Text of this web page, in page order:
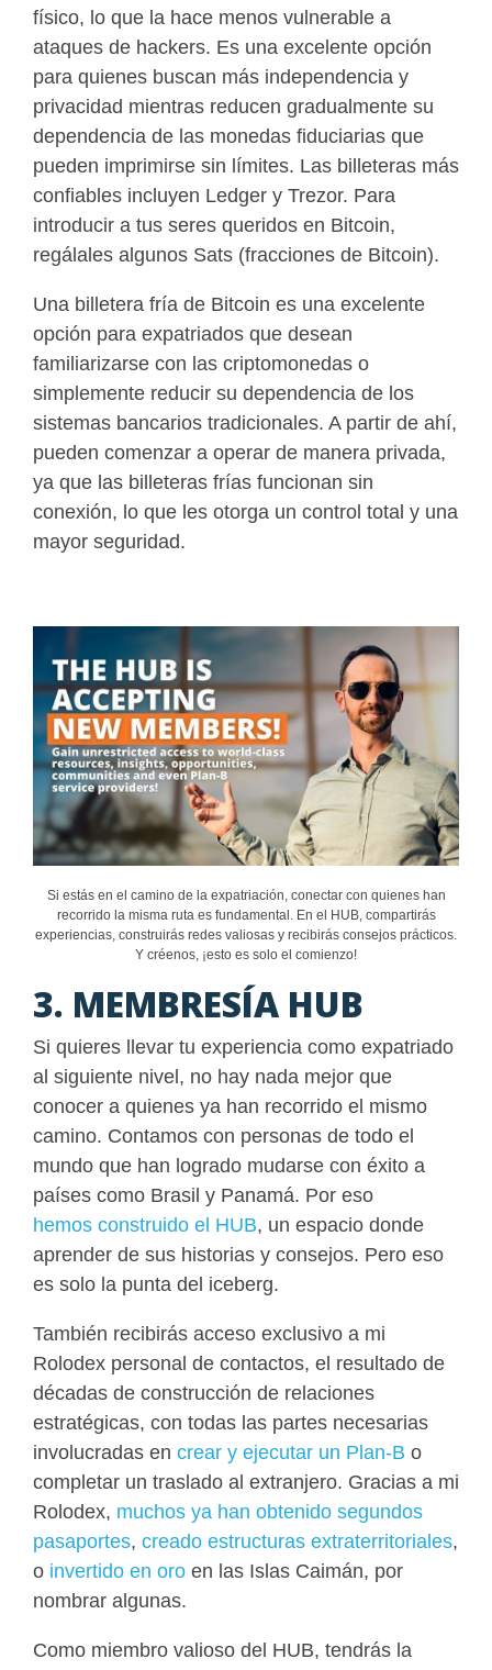
físico, lo que la hace menos vulnerable a
ataques de hackers. Es una excelente opción
para quienes buscan más independencia y
privacidad mientras reducen gradualmente su
dependencia de las monedas fiduciarias que
pueden imprimirse sin límites. Las billeteras más
confiables incluyen Ledger y Trezor. Para
introducir a tus seres queridos en Bitcoin,
regálales algunos Sats (fracciones de Bitcoin).
Una billetera fría de Bitcoin es una excelente
opción para expatriados que desean
familiarizarse con las criptomonedas o
simplemente reducir su dependencia de los
sistemas bancarios tradicionales. A partir de ahí,
pueden comenzar a operar de manera privada,
ya que las billeteras frías funcionan sin
conexión, lo que les otorga un control total y una
mayor seguridad.
Si estás en el camino de la expatriación, conectar con quienes han
recorrido la misma ruta es fundamental. En el HUB, compartirás
experiencias, construirás redes valiosas y recibirás consejos prácticos.
Y créenos, ¡esto es solo el comienzo!
3. MEMBRESÍA HUB
Si quieres llevar tu experiencia como expatriado
al siguiente nivel, no hay nada mejor que
conocer a quienes ya han recorrido el mismo
camino. Contamos con personas de todo el
mundo que han logrado mudarse con éxito a
países como Brasil y Panamá. Por eso
hemos construido el HUB, un espacio donde
aprender de sus historias y consejos. Pero eso
es solo la punta del iceberg.
También recibirás acceso exclusivo a mi
Rolodex personal de contactos, el resultado de
décadas de construcción de relaciones
estratégicas, con todas las partes necesarias
involucradas en crear y ejecutar un Plan-B o
completar un traslado al extranjero. Gracias a mi
Rolodex, muchos ya han obtenido segundos
pasaportes, creado estructuras extraterritoriales,
o invertido en oro en las Islas Caimán, por
nombrar algunas.
Como miembro valioso del HUB, tendrás la